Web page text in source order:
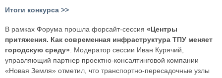
Итоги конкурса >>
В рамках Форума прошла форсайт-сессия «Центры
притяжения. Как современная инфраструктура ТПУ меняет
городскую среду». Модератор сессии Иван Курячий,
управляющий партнер проектно-консалтинговой компании
«Новая Земля» отметил, что транспортно-пересадочные узлы